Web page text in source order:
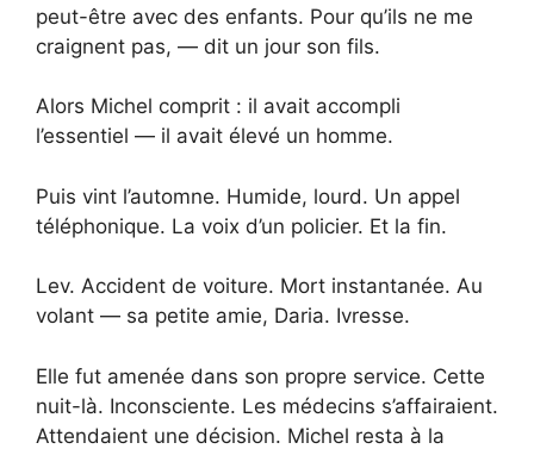
peut-être avec des enfants. Pour qu’ils ne me
craignent pas, — dit un jour son fils.
Alors Michel comprit : il avait accompli
l’essentiel — il avait élevé un homme.
Puis vint l’automne. Humide, lourd. Un appel
téléphonique. La voix d’un policier. Et la fin.
Lev. Accident de voiture. Mort instantanée. Au
volant — sa petite amie, Daria. Ivresse.
Elle fut amenée dans son propre service. Cette
nuit-là. Inconsciente. Les médecins s’affairaient.
Attendaient une décision. Michel resta à la